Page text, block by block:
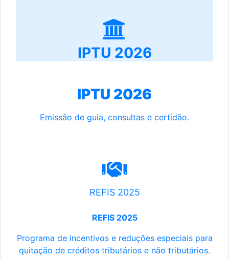
IPTU 2026
IPTU 2026
Emissão de guia, consultas e certidão.
REFIS 2025
REFIS 2025
Programa de incentivos e reduções especiais para
quitação de créditos tributários e não tributários.